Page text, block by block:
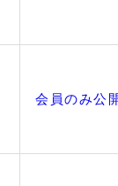
会員のみ公